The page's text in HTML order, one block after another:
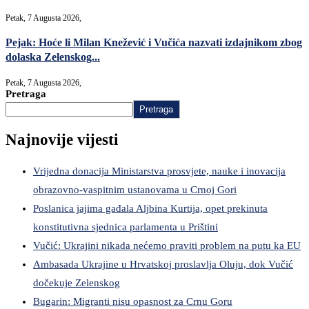
Petak, 7 Augusta 2026,
Pejak: Hoće li Milan Knežević i Vučića nazvati izdajnikom zbog
dolaska Zelenskog...
Petak, 7 Augusta 2026,
Pretraga
Pretraga
Najnovije vijesti
Vrijedna donacija Ministarstva prosvjete, nauke i inovacija
obrazovno-vaspitnim ustanovama u Crnoj Gori
Poslanica jajima gađala Aljbina Kurtija, opet prekinuta
konstitutivna sjednica parlamenta u Prištini
Vučić: Ukrajini nikada nećemo praviti problem na putu ka EU
Ambasada Ukrajine u Hrvatskoj proslavlja Oluju, dok Vučić
dočekuje Zelenskog
Bugarin: Migranti nisu opasnost za Crnu Goru